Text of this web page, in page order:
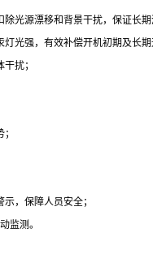
光源漂移和背景干扰，保证长期
光强，有效补偿开机初期及长
扰；
，保障人员安全；
监测。